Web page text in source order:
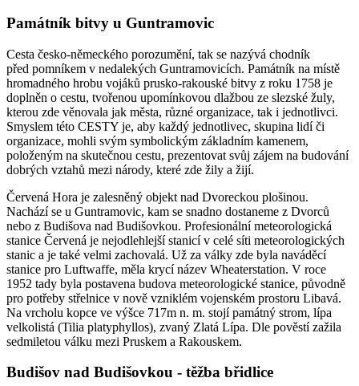
Památník bitvy u Guntramovic
Cesta česko-německého porozumění, tak se nazývá chodník
před pomníkem v nedalekých Guntramovicích. Památník na místě
hromadného hrobu vojáků prusko-rakouské bitvy z roku 1758 je
doplněn o cestu, tvořenou upomínkovou dlažbou ze slezské žuly,
kterou zde věnovala jak města, různé organizace, tak i jednotlivci.
Smyslem této CESTY je, aby každý jednotlivec, skupina lidí či
organizace, mohli svým symbolickým základním kamenem,
položeným na skutečnou cestu, prezentovat svůj zájem na budování
dobrých vztahů mezi národy, které zde žily a žijí.
Červená Hora je zalesněný objekt nad Dvoreckou plošinou.
Nachází se u Guntramovic, kam se snadno dostaneme z Dvorců
nebo z Budišova nad Budišovkou. Profesionální meteorologická
stanice Červená je nejodlehlejší stanicí v celé síti meteorologických
stanic a je také velmi zachovalá. Už za války zde byla naváděcí
stanice pro Luftwaffe, měla krycí název Wheaterstation. V roce
1952 tady byla postavena budova meteorologické stanice, původně
pro potřeby střelnice v nově vzniklém vojenském prostoru Libavá.
Na vrcholu kopce ve výšce 717m n. m. stojí památný strom, lípa
velkolistá (Tilia platyphyllos), zvaný Zlatá Lípa. Dle pověstí zažila
sedmiletou válku mezi Pruskem a Rakouskem.
Budišov nad Budišovkou - těžba břidlice